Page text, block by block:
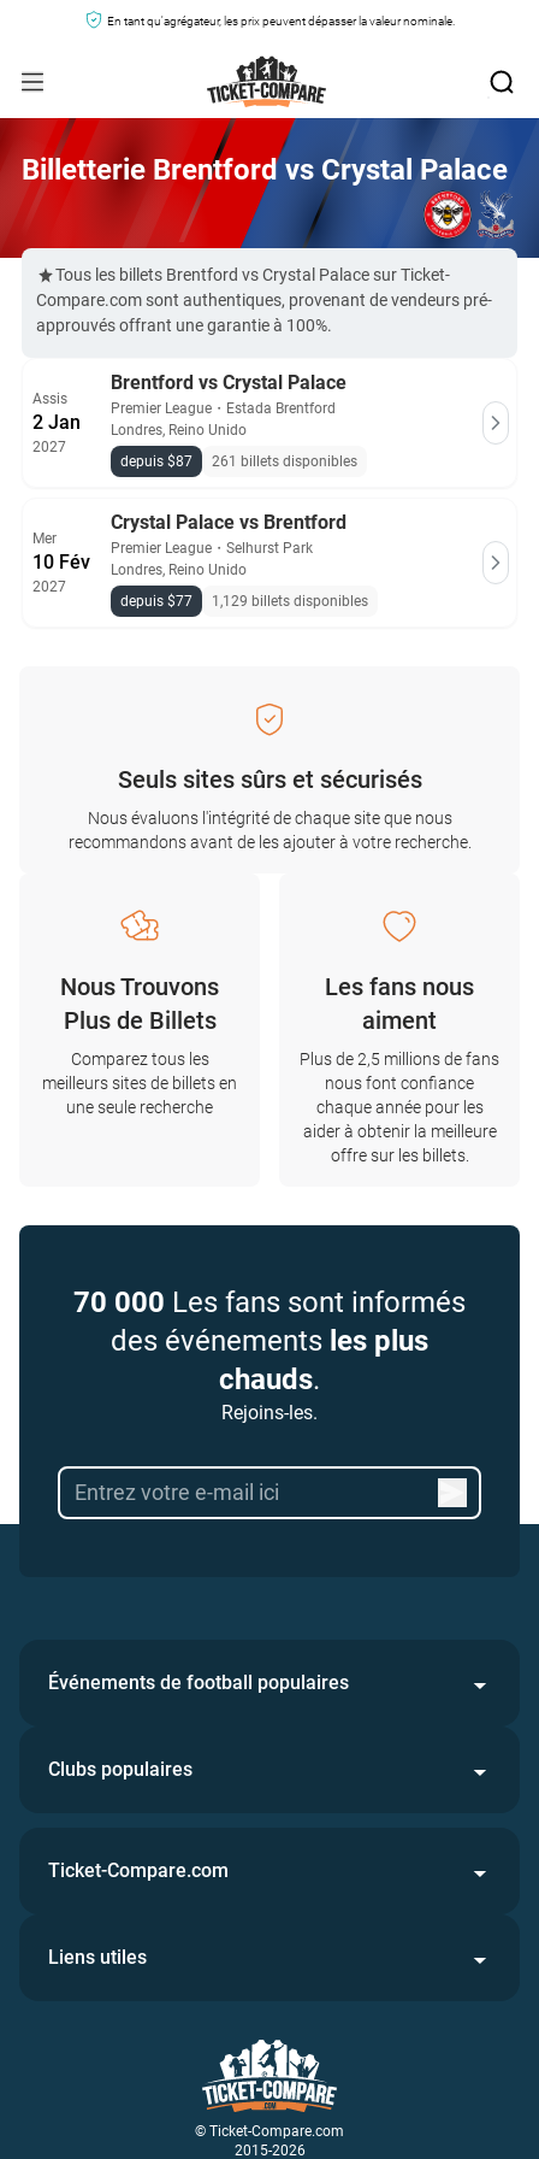
En tant qu'agrégateur, les prix peuvent dépasser la valeur nominale.
Billetterie Brentford vs Crystal Palace
Tous les billets Brentford vs Crystal Palace sur Ticket-
Compare.com sont authentiques, provenant de vendeurs pré-
approuvés offrant une garantie à 100%.
Assis
2 Jan
2027
Brentford vs Crystal Palace
Premier League ・ Estada Brentford
Londres, Reino Unido
depuis $87
261 billets disponibles
Mer
10 Fév
2027
Crystal Palace vs Brentford
Premier League ・ Selhurst Park
Londres, Reino Unido
depuis $77
1,129 billets disponibles
Seuls sites sûrs et sécurisés
Nous évaluons l'intégrité de chaque site que nous
recommandons avant de les ajouter à votre recherche.
Nous Trouvons
Plus de Billets
Comparez tous les
meilleurs sites de billets en
une seule recherche
Les fans nous
aiment
Plus de 2,5 millions de fans
nous font confiance
chaque année pour les
aider à obtenir la meilleure
offre sur les billets.
70 000 Les fans sont informés
des événements les plus
chauds.
Rejoins-les.
Événements de football populaires
Clubs populaires
© Ticket-Compare.com
2015-2026
Ticket-Compare.com
Liens utiles